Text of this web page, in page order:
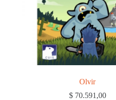
Olvir
$70.591,00